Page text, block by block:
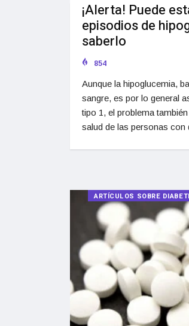
¡Alerta! Puede
episodios de
saberlo
854
Aunque la hipoglucemia,
sangre, es por lo general
tipo 1, el problema
salud de las personas con
ARTÍCULOS SOBRE